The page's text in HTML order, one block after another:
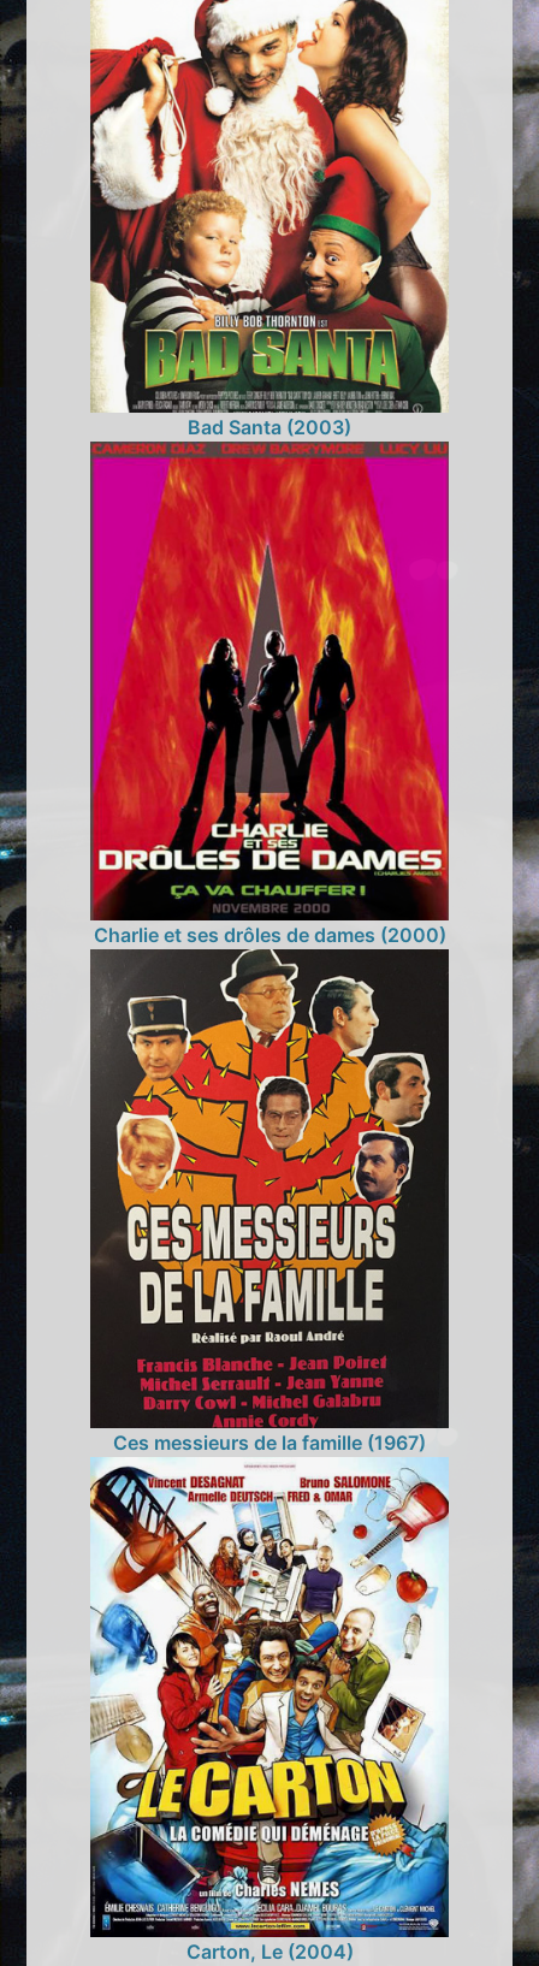
Bad Santa (2003)
Charlie et ses drôles de dames (2000)
Ces messieurs de la famille (1967)
Carton, Le (2004)